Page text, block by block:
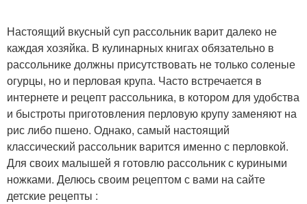
Настоящий вкусный суп рассольник варит далеко не
каждая хозяйка. В кулинарных книгах обязательно в
рассольнике должны присутствовать не только соленые
огурцы, но и перловая крупа. Часто встречается в
интернете и рецепт рассольника, в котором для удобства
и быстроты приготовления перловую крупу заменяют на
рис либо пшено. Однако, самый настоящий
классический рассольник варится именно с перловкой.
Для своих малышей я готовлю рассольник с куриными
ножками. Делюсь своим рецептом с вами на сайте
детские рецепты :